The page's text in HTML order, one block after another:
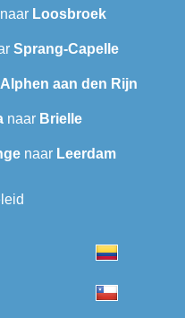
naar Loosbroek
Sprang-Capelle
Alphen aan den Rijn
naar Brielle
naar Leerdam